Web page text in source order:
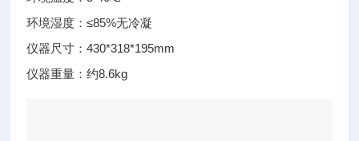
环境湿度：≤85%无冷凝
仪器尺寸：430*318*195mm
仪器重量：约8.6kg